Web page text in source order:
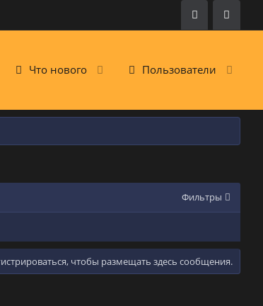
Что нового Пользователи
Фильтры
чтобы размещать здесь сообщения.